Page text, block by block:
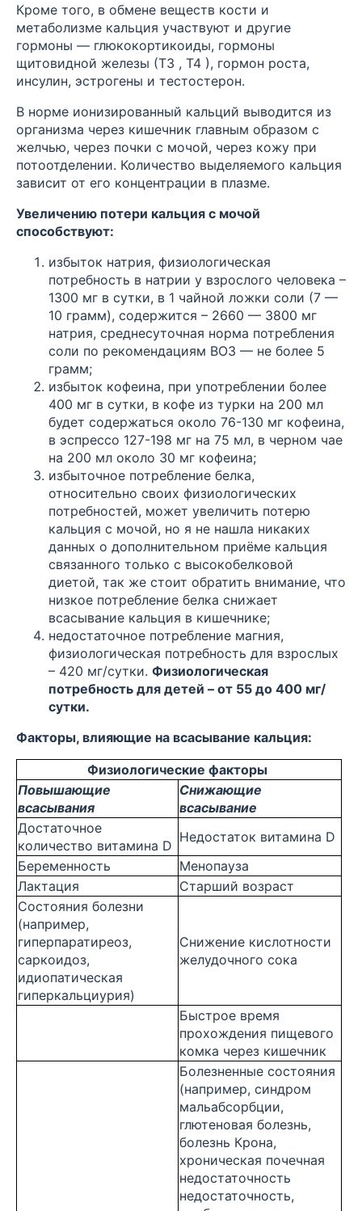
Кроме того, в обмене веществ кости и
метаболизме кальция участвуют и другие
гормоны — глюкокортикоиды, гормоны
щитовидной железы (Т3 , Т4 ), гормон роста,
инсулин, эстрогены и тестостерон.
В норме ионизированный кальций выводится из
организма через кишечник главным образом с
желчью, через почки с мочой, через кожу при
потоотделении. Количество выделяемого кальция
зависит от его концентрации в плазме.
Увеличению потери кальция с мочой
способствуют:
избыток натрия, физиологическая
потребность в натрии у взрослого человека –
1300 мг в сутки, в 1 чайной ложки соли (7 —
10 грамм), содержится – 2660 — 3800 мг
натрия, среднесуточная норма потребления
соли по рекомендациям ВОЗ — не более 5
грамм;
избыток кофеина, при употреблении более
400 мг в сутки, в кофе из турки на 200 мл
будет содержаться около 76-130 мг кофеина,
в эспрессо 127-198 мг на 75 мл, в черном чае
на 200 мл около 30 мг кофеина;
избыточное потребление белка,
относительно своих физиологических
потребностей, может увеличить потерю
кальция с мочой, но я не нашла никаких
данных о дополнительном приёме кальция
связанного только с высокобелковой
диетой, так же стоит обратить внимание, что
низкое потребление белка снижает
всасывание кальция в кишечнике;
недостаточное потребление магния,
физиологическая потребность для взрослых
– 420 мг/сутки. Физиологическая
потребность для детей – от 55 до 400 мг/
сутки.
Факторы, влияющие на всасывание кальция:
Физиологические факторы
Повышающие
всасывания
Снижающие
всасывание
Достаточное
количество витамина D
Недостаток витамина D
Беременность
Менопауза
Лактация
Старший возраст
Состояния болезни
(например,
гиперпаратиреоз,
саркоидоз,
идиопатическая
гиперкальциурия)
Снижение кислотности
желудочного сока
Быстрое время
прохождения пищевого
комка через кишечник
Болезненные состояния
(например, синдром
мальабсорбции,
глютеновая болезнь,
болезнь Крона,
хроническая почечная
недостаточность
недостаточность,